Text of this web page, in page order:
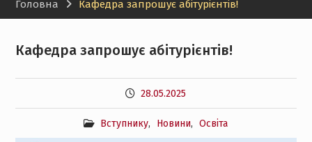
Головна Кафедра запрошує абітурієнтів!
Кафедра запрошує абітурієнтів!
28.05.2025
Вступнику, Новини, Освіта